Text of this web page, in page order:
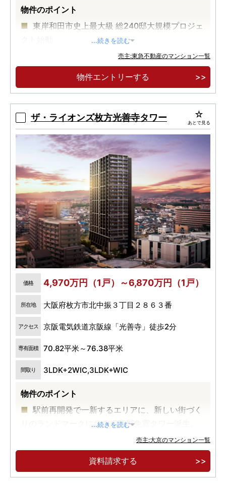
物件のポイント
東岸和田市史上最大級 総240邸大規模プロジェ
JR阪和線「東岸和田」駅徒歩1分、商業施設隣
接
...続きを読む
売主:東急不動産のマンション一覧
物件エントリーする
ザ・ライオンズ枚方光善寺タワー あとで見る
価格 4,970万円（1戸）～6,870万円（1戸）
所在地 大阪府枚方市北中振３丁目２８６３番
アクセス 京阪電気鉄道京阪線「光善寺」徒歩2分
専有面積 70.82平米～76.38平米
間取り 3LDK+2WIC,3LDK+WIC
物件のポイント
駅前再開発で一新するエリアに、新しい街づく
りのランドマークになる超高層免震タワー誕生。
京阪本線「光善寺」駅徒歩２分、大阪も京都も
軽快にアクセス。
専有面積７０ｍ２台・３ＬＤＫ中心、全１６タ
...続きを読む
売主:大京のマンション一覧
資料請求する